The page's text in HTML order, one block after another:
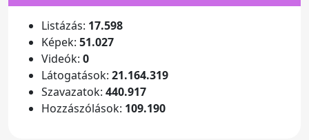
Listázás: 17.598
Képek: 51.027
Videók: 0
Látogatások: 21.164.319
Szavazatok: 440.917
Hozzászólások: 109.190